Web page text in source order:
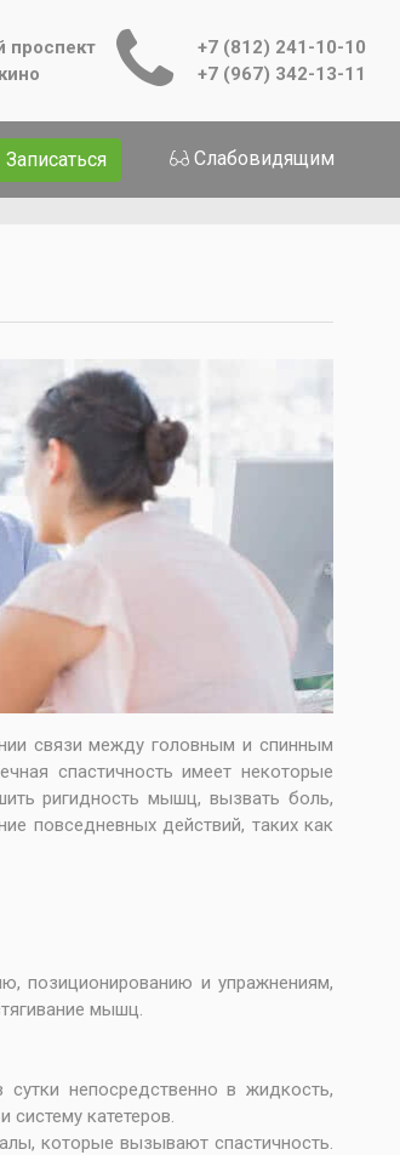
проспект
+7 (812) 241-10-10
+7 (967) 342-13-11
Записаться Слабовидящим
связи между головным и спинным
спастичность имеет некоторые
ригидность мышц, вызвать боль,
повседневных действий, таких как
позиционированию и упражнениям,
мышц.
непосредственно в жидкость,
катетеров.
которые вызывают спастичность.